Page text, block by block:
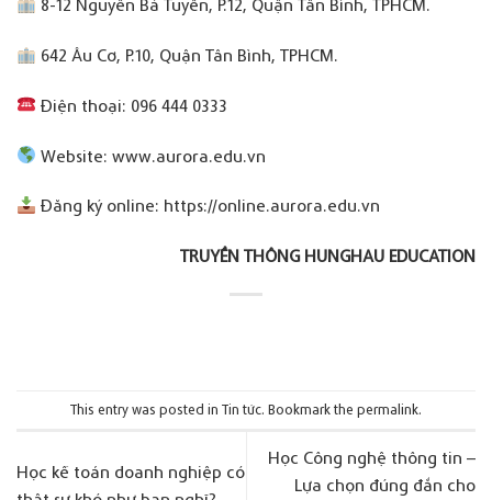
8-12 Nguyễn Bá Tuyển, P.12, Quận Tân Bình, TPHCM.
642 Âu Cơ, P.10, Quận Tân Bình, TPHCM.
Điện thoại: 096 444 0333
Website: www.aurora.edu.vn
Đăng ký online: https://online.aurora.edu.vn
TRUYỀN THÔNG HUNGHAU EDUCATION
This entry was posted in Tin tức. Bookmark the permalink.
Học kế toán doanh nghiệp có
Học Công nghệ thông tin –
Lựa chọn đúng đắn cho